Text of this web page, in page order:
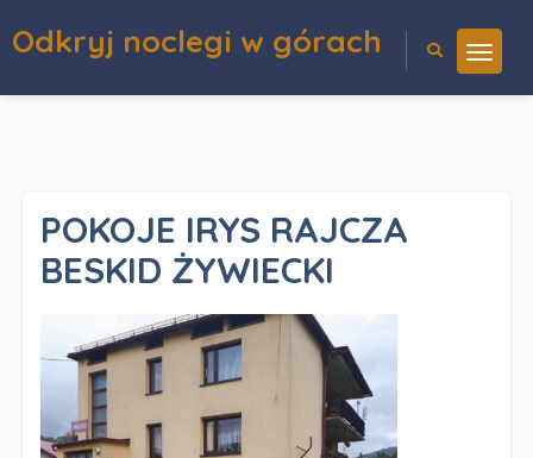
Odkryj noclegi w górach
POKOJE IRYS RAJCZA
BESKID ŻYWIECKI